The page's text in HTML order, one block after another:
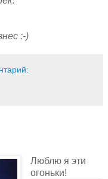
:-)
Люблю я эти
огоньки!